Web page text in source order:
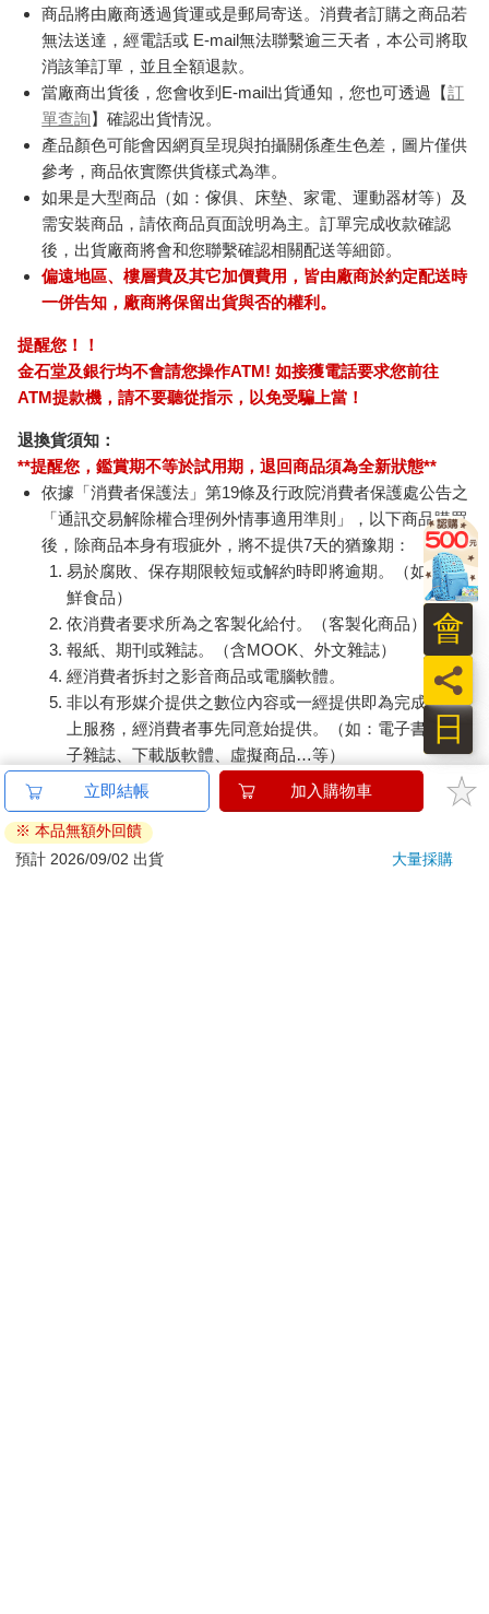
商品將由廠商透過貨運或是郵局寄送。消費者訂購之商品若
無法送達，經電話或 E-mail無法聯繫逾三天者，本公司將取
消該筆訂單，並且全額退款。
當廠商出貨後，您會收到E-mail出貨通知，您也可透過【訂
單查詢】確認出貨情況。
產品顏色可能會因網頁呈現與拍攝關係產生色差，圖片僅供
參考，商品依實際供貨樣式為準。
如果是大型商品（如：傢俱、床墊、家電、運動器材等）及
需安裝商品，請依商品頁面說明為主。訂單完成收款確認
後，出貨廠商將會和您聯繫確認相關配送等細節。
偏遠地區、樓層費及其它加價費用，皆由廠商於約定配送時
一併告知，廠商將保留出貨與否的權利。
提醒您！！
金石堂及銀行均不會請您操作ATM! 如接獲電話要求您前往
ATM提款機，請不要聽從指示，以免受騙上當！
退換貨須知：
**提醒您，鑑賞期不等於試用期，退回商品須為全新狀態**
依據「消費者保護法」第19條及行政院消費者保護處公告之
「通訊交易解除權合理例外情事適用準則」，以下商品購買
後，除商品本身有瑕疵外，將不提供7天的猶豫期：
易於腐敗、保存期限較短或解約時即將逾期。（如：生
鮮食品）
依消費者要求所為之客製化給付。（客製化商品）
報紙、期刊或雜誌。（含MOOK、外文雜誌）
經消費者拆封之影音商品或電腦軟體。
非以有形媒介提供之數位內容或一經提供即為完成之線
上服務，經消費者事先同意始提供。（如：電子書、電
子雜誌、下載版軟體、虛擬商品…等）
已拆封之個人衛生用品。（如：內衣褲、刮鬍刀、除毛
刀…等）
若非上列種類商品，均享有到貨7天的猶豫期（含例假
日）。
立即結帳 加入購物車
※ 本品無額外回饋
預計 2026/09/02 出貨
大量採購
日
員
會